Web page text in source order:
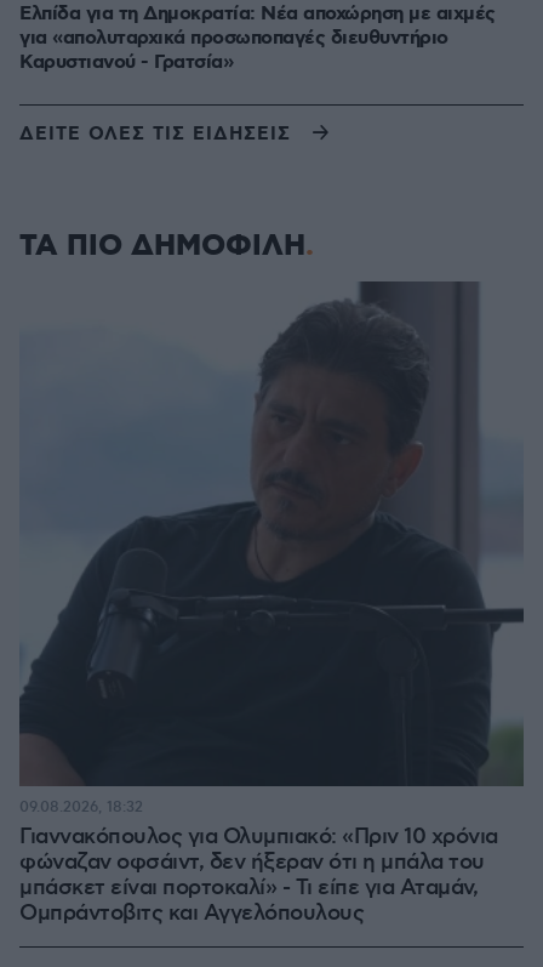
Ελπίδα για τη Δημοκρατία: Νέα αποχώρηση με αιχμές
για «απολυταρχικά προσωποπαγές διευθυντήριο
Καρυστιανού - Γρατσία»
ΔΕΙΤΕ ΟΛΕΣ ΤΙΣ ΕΙΔΗΣΕΙΣ
ΤΑ ΠΙΟ ΔΗΜΟΦΙΛΗ
Γιαννακόπουλος για Ολυμπιακό: «Πριν 10 χρόνια
φώναζαν οφσάιντ, δεν ήξεραν ότι η μπάλα του
μπάσκετ είναι πορτοκαλί» - Τι είπε για Αταμάν,
Ομπράντοβιτς και Αγγελόπουλους
09.08.2026, 18:32